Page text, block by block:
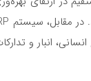
انبار و